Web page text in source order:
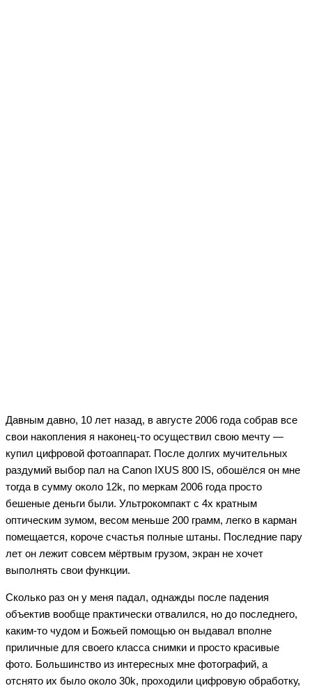
Давным давно, 10 лет назад, в августе 2006 года собрав все
свои накопления я наконец-то осуществил свою мечту —
купил цифровой фотоаппарат. После долгих мучительных
раздумий выбор пал на Canon IXUS 800 IS, обошёлся он мне
тогда в сумму около 12k, по меркам 2006 года просто
бешеные деньги были. Ультрокомпакт с 4х кратным
оптическим зумом, весом меньше 200 грамм, легко в карман
помещается, короче счастья полные штаны. Последние пару
лет он лежит совсем мёртвым грузом, экран не хочет
выполнять свои функции.
Сколько раз он у меня падал, однажды после падения
объектив вообще практически отвалился, но до последнего,
каким-то чудом и Божьей помощью он выдавал вполне
приличные для своего класса снимки и просто красивые
фото. Большинство из интересных мне фотографий, а
отснято их было около 30k, проходили цифровую обработку,